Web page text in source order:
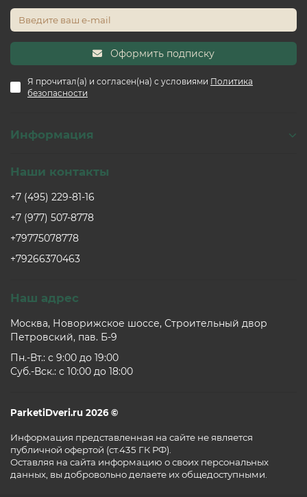
Оформить подписку
Я прочитал(а) и согласен(на) с условиями Политика
безопасности
Информация
Наши контакты
+7 (495) 229-81-16
+7 (977) 507-8778
+79775078778
+79266370463
Наш адрес
Москва, Новорижское шоссе, Строительный двор
Петровский, пав. Б-9
Пн.-Вт.: c 9:00 до 19:00
Суб.-Вск.: c 10:00 до 18:00
ParketiDveri.ru 2026 ©
Информация представленная на сайте не является
публичной офертой (ст.435 ГК РФ).
Оставляя на сайта информацию о своих персональных
данных, вы добровольно делаете их общедоступными.